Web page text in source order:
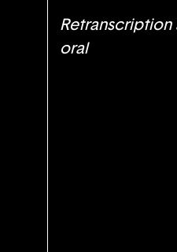
Retranscription
oral